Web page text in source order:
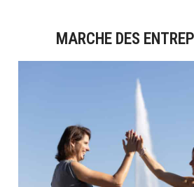
MARCHE DES